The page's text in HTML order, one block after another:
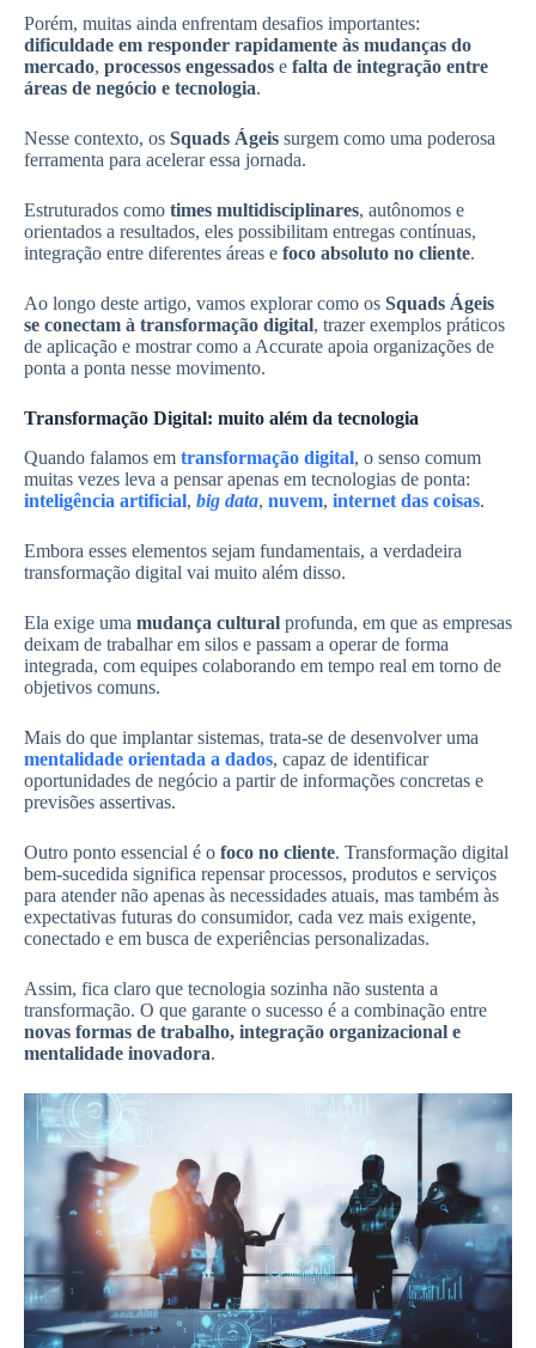
Porém, muitas ainda enfrentam desafios importantes:
dificuldade em responder rapidamente às mudanças do
mercado, processos engessados e falta de integração entre
áreas de negócio e tecnologia.
Nesse contexto, os Squads Ágeis surgem como uma poderosa
ferramenta para acelerar essa jornada.
Estruturados como times multidisciplinares, autônomos e
orientados a resultados, eles possibilitam entregas contínuas,
integração entre diferentes áreas e foco absoluto no cliente.
Ao longo deste artigo, vamos explorar como os Squads Ágeis
se conectam à transformação digital, trazer exemplos práticos
de aplicação e mostrar como a Accurate apoia organizações de
ponta a ponta nesse movimento.
Transformação Digital: muito além da tecnologia
Quando falamos em transformação digital, o senso comum
muitas vezes leva a pensar apenas em tecnologias de ponta:
inteligência artificial, big data, nuvem, internet das coisas.
Embora esses elementos sejam fundamentais, a verdadeira
transformação digital vai muito além disso.
Ela exige uma mudança cultural profunda, em que as empresas
deixam de trabalhar em silos e passam a operar de forma
integrada, com equipes colaborando em tempo real em torno de
objetivos comuns.
Mais do que implantar sistemas, trata-se de desenvolver uma
mentalidade orientada a dados, capaz de identificar
oportunidades de negócio a partir de informações concretas e
previsões assertivas.
Outro ponto essencial é o foco no cliente. Transformação digital
bem-sucedida significa repensar processos, produtos e serviços
para atender não apenas às necessidades atuais, mas também às
expectativas futuras do consumidor, cada vez mais exigente,
conectado e em busca de experiências personalizadas.
Assim, fica claro que tecnologia sozinha não sustenta a
transformação. O que garante o sucesso é a combinação entre
novas formas de trabalho, integração organizacional e
mentalidade inovadora.